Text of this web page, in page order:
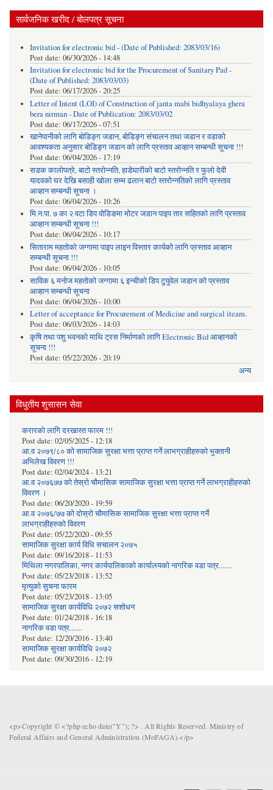
सार्वजनिक खरीद / बोलपत्र सूचना
Invitation for electronic bid - (Date of Published: 2083/03/16)
Post date: 06/30/2026 - 14:48
Invitation for electronic bid for the Procurement of Sanitary Pad -
(Date of Published: 2083/03/03)
Post date: 06/17/2026 - 20:25
Letter of Intent (LOI) of Construction of janta mabi bidhyalaya ghera
bera nirman - Date of Publication: 2083/03/02
Post date: 06/17/2026 - 07:51
खानेपानीको लागि बोडिङ्ग जडान, बोडिङ्ग संचालन तथा जडान र वडाको
आवश्यकता अनुसार बोडिङ्ग जडान को लागि प्रस्ताव आव्हान सम्बन्धी सूचना !!!
Post date: 06/04/2026 - 17:19
सडक कालोपत्रे, बाटो स्तरोन्नति, हाडेघारीको बाटो स्तरोन्नति र फुलो देवी
यादवको घर देखि बसाही खोला सम्म ढलान बाटो स्तरोन्नतिको लागि प्रस्ताव
आव्हान सम्बन्धी सूचना ।
Post date: 06/04/2026 - 10:26
मि.न.पा. ७ का २ वटा डिप वोडिङमा मोटर जडान पाइप तार सहितको लागि प्रस्ताव
आव्हान सम्बन्धी सूचना !!!
Post date: 06/04/2026 - 10:17
सिताराम महतोको जग्गामा पाइप लाइन विस्तार कार्यको लागि प्रस्ताव आव्हान
सम्बन्धी सूचना !!!
Post date: 06/04/2026 - 10:05
साविक ६ मनोज महतोको जग्गामा ६ इन्चीको डिप टुयुवेल जडान को प्रस्ताव
आव्हान सम्बन्धी सूचना
Post date: 06/04/2026 - 10:00
Letter of acceptance for Procurement of Medicine and surgical iteam.
Post date: 06/03/2026 - 14:03
कृषि तथा पशु भवनको माथि ट्रस निर्माणको लागि Electronic Bid आव्हानको
सूचना !!!
Post date: 05/22/2026 - 20:19
अन्य
विधुतीय शुसासन सेवा
करारको लागि दरखास्त फारम !!!
Post date: 02/05/2025 - 12:18
आ.व २०७९/८० को सामाजिक सुरक्षा भत्ता प्राप्त गर्ने लाभग्राहीहरुको भुक्तानी
अभिलेख विवरण !!!
Post date: 02/04/2024 - 13:21
आ.व २०७६७७ को तेस्रो चौमासिक सामाजिक सुरक्षा भत्ता प्राप्त गर्ने लाभग्राहीहरुको
विवरण ।
Post date: 06/20/2020 - 19:59
आ.व २०७६/७७ को दोस्रो चौमासिक सामाजिक सुरक्षा भत्ता प्राप्त गर्ने
लाभग्राहीहरुको विवरण
Post date: 05/22/2020 - 09:55
सामाजिक सुरक्षा कार्य विधि स‌चालन २०७५
Post date: 09/16/2018 - 11:53
मिथिला नगरपालिका, नगर कार्यपालिकाको कार्यालयकाे नागरिक वडा पत्र.......
Post date: 05/23/2018 - 13:52
मृत्युको सुचना फारम
Post date: 05/23/2018 - 13:05
सामाजिक सुरक्षा कार्यविधि २०७२ स‌शाेधन
Post date: 01/24/2018 - 16:18
नागरिक वडा पत्र.......
Post date: 12/20/2016 - 13:40
सामाजिक सुरक्षा कार्यविधि २०७२
Post date: 09/30/2016 - 12:19
<p>Copyright © <?php echo date("Y"); ?> . All Rights Reserved. Ministry of
Federal Affairs and General Administration (MoFAGA).</p>